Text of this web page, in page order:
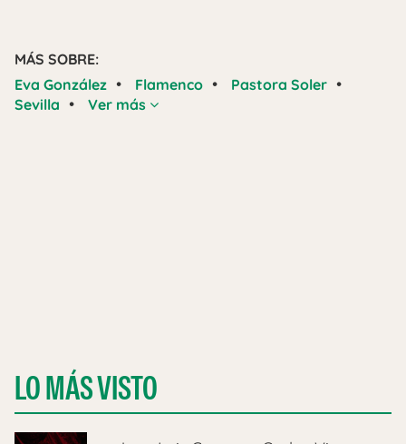
MÁS SOBRE:
Eva González • Flamenco • Pastora Soler •
Sevilla • Ver más
LO MÁS VISTO